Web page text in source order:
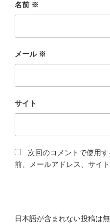
名前 ※
メール ※
サイト
次回のコメントで使用
前、メールアドレス、サイト
日本語が含まれない投稿は